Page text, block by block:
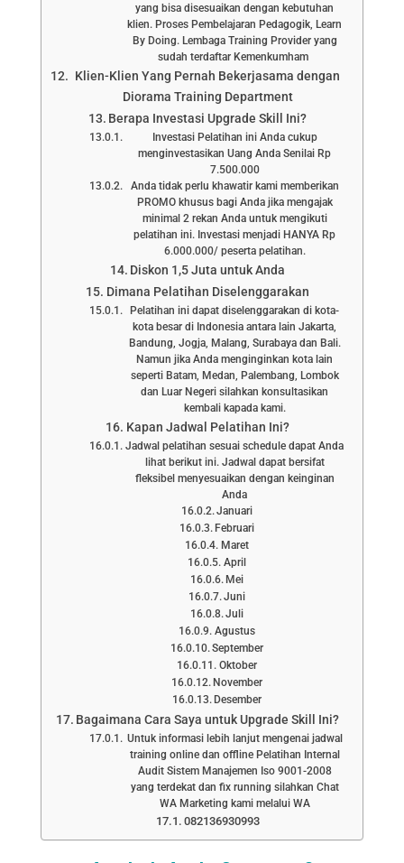
yang bisa disesuaikan dengan kebutuhan
klien. Proses Pembelajaran Pedagogik, Learn
By Doing. Lembaga Training Provider yang
sudah terdaftar Kemenkumham
Klien-Klien Yang Pernah Bekerjasama dengan
Diorama Training Department
Berapa Investasi Upgrade Skill Ini?
Investasi Pelatihan ini Anda cukup
menginvestasikan Uang Anda Senilai Rp
7.500.000
Anda tidak perlu khawatir kami memberikan
PROMO khusus bagi Anda jika mengajak
minimal 2 rekan Anda untuk mengikuti
pelatihan ini. Investasi menjadi HANYA Rp
6.000.000/ peserta pelatihan.
Diskon 1,5 Juta untuk Anda
Dimana Pelatihan Diselenggarakan
Pelatihan ini dapat diselenggarakan di kota-
kota besar di Indonesia antara lain Jakarta,
Bandung, Jogja, Malang, Surabaya dan Bali.
Namun jika Anda menginginkan kota lain
seperti Batam, Medan, Palembang, Lombok
dan Luar Negeri silahkan konsultasikan
kembali kapada kami.
Kapan Jadwal Pelatihan Ini?
Jadwal pelatihan sesuai schedule dapat Anda
lihat berikut ini. Jadwal dapat bersifat
fleksibel menyesuaikan dengan keinginan
Anda
Januari
Februari
Maret
April
Mei
Juni
Juli
Agustus
September
Oktober
November
Desember
Bagaimana Cara Saya untuk Upgrade Skill Ini?
Untuk informasi lebih lanjut mengenai jadwal
training online dan offline Pelatihan Internal
Audit Sistem Manajemen Iso 9001-2008
yang terdekat dan fix running silahkan Chat
WA Marketing kami melalui WA
082136930993